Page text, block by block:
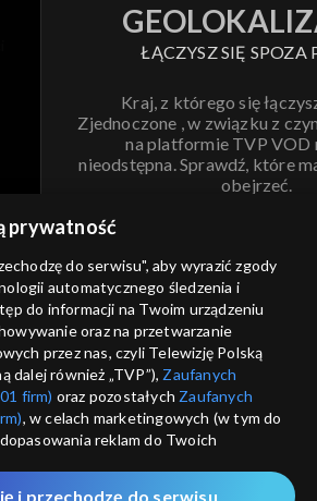
ŁĄCZYSZ SIĘ SPOZA
Kraj, z którego się
Zjednoczone , w związku z
na platformie TVP VOD
nieodstępna. Sprawdź, które
obejrzeć.
ANULUJ
usług
prywatność
do serwisu", aby wyrazić zgody
automatycznego śledzenia i
do informacji na Twoim urządzeniu
oraz na przetwarzanie
przez nas, czyli Telewizję Polską
dalej również „TVP”), Zaufanych
firm) oraz pozostałych Zaufanych
, w celach marketingowych (w tym do
reklam do Twoich
a także zgody na udostępnianie
i przechodzę do serwisu